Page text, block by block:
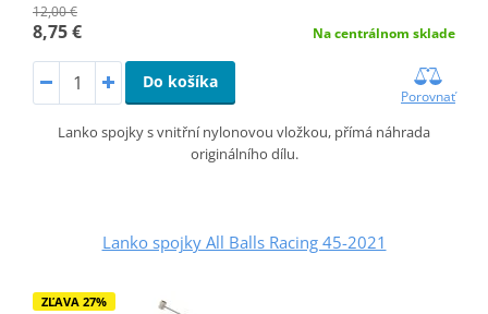
12,00 €
8,75 € Na centrálnom sklade
Do košíka
Porovnať
Lanko spojky s vnitřní nylonovou vložkou, přímá náhrada
originálního dílu.
Lanko spojky All Balls Racing 45-2021
ZĽAVA 27%